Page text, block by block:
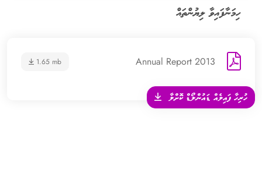
ހިމަނާފައިވާ ލިޔުންތައް
Annual Report 2013
1.65 mb
ހުރިހާ ފައިލެއް ޑައުންލޯޑް ކޮށްލާ